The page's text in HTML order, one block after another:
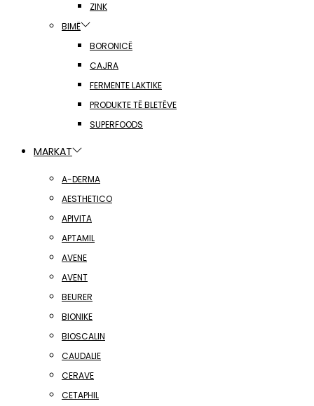
ZINK
BIMË
BORONICË
CAJRA
FERMENTE LAKTIKE
PRODUKTE TË BLETËVE
SUPERFOODS
MARKAT
A-DERMA
AESTHETICO
APIVITA
APTAMIL
AVENE
AVENT
BEURER
BIONIKE
BIOSCALIN
CAUDALIE
CERAVE
CETAPHIL